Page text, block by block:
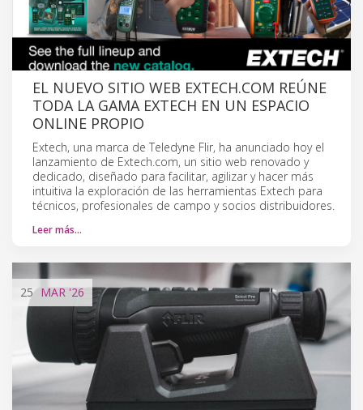
EL NUEVO SITIO WEB EXTECH.COM REÚNE
TODA LA GAMA EXTECH EN UN ESPACIO
ONLINE PROPIO
Extech, una marca de Teledyne Flir, ha anunciado hoy el
lanzamiento de Extech.com, un sitio web renovado y
dedicado, diseñado para facilitar, agilizar y hacer más
intuitiva la exploración de las herramientas Extech para
técnicos, profesionales de campo y socios distribuidores.
Leer más…
25 MAR '26